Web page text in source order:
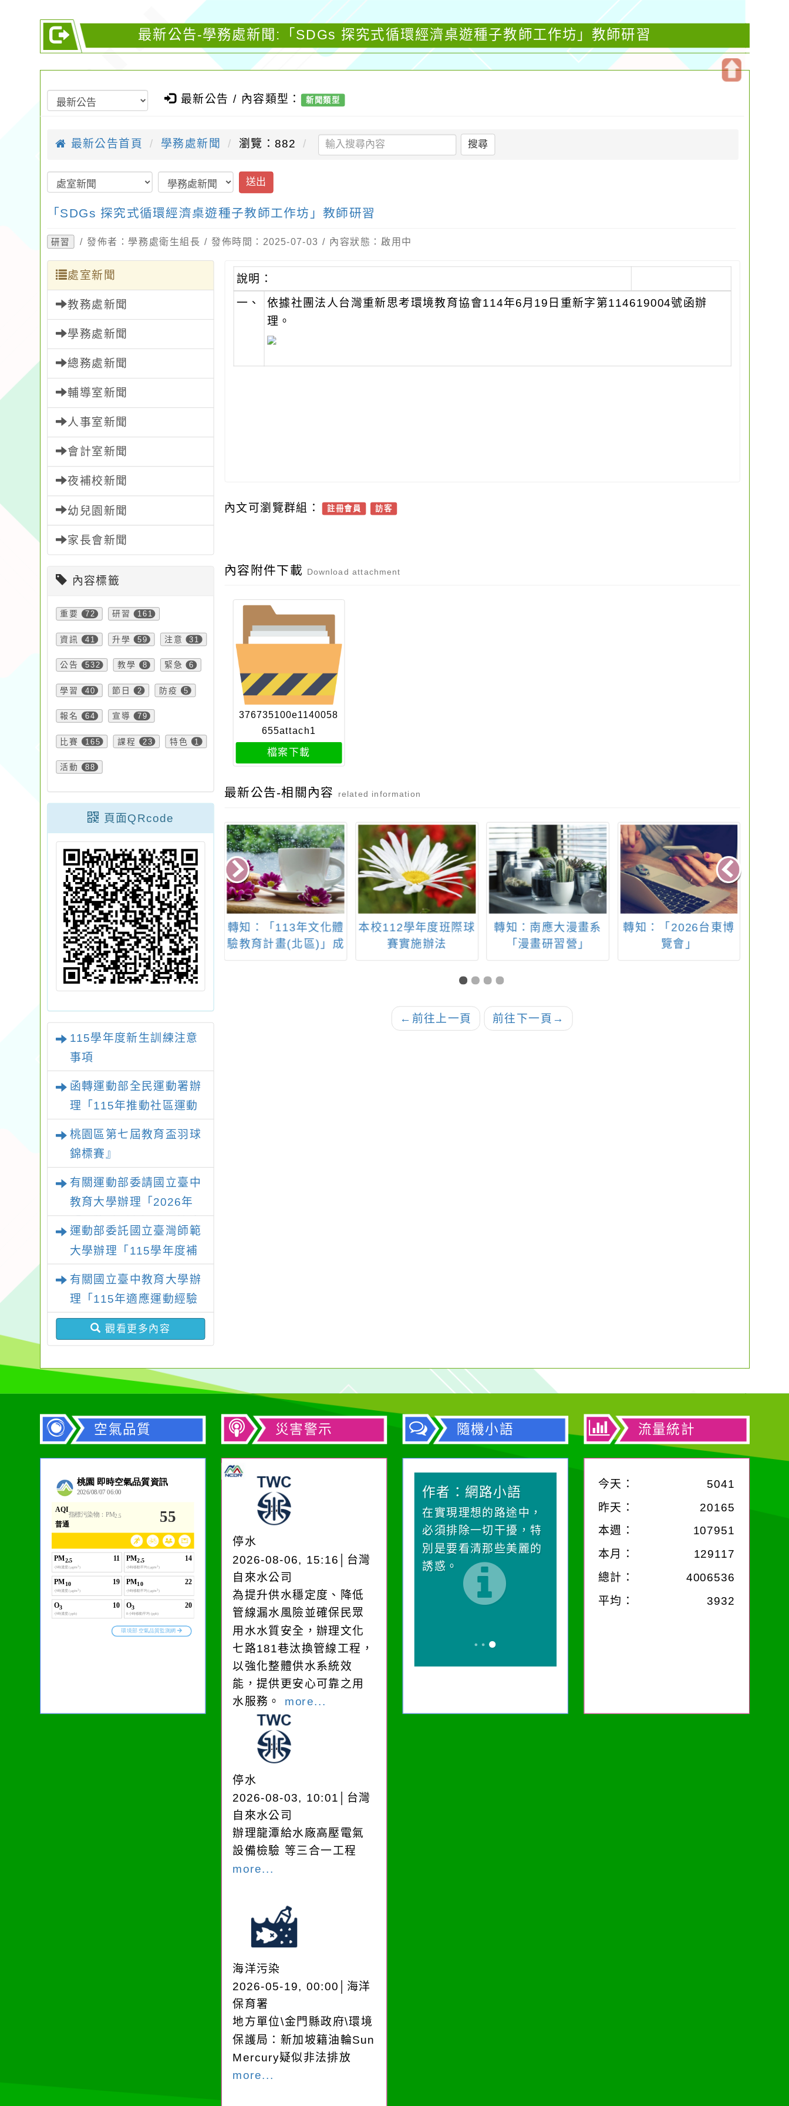
最新公告-學務處新聞:「SDGs 探究式循環經濟桌遊種子教師工作坊」教師研習
最新公告 / 內容類型： 新聞類型
最新公告首頁 學務處新聞 瀏覽：882 搜尋
送出
「SDGs 探究式循環經濟桌遊種子教師工作坊」教師研習
研習 / 發佈者：學務處衛生組長 / 發佈時間：2025-07-03 / 內容狀態：啟用中
處室新聞
教務處新聞
學務處新聞
總務處新聞
輔導室新聞
人事室新聞
會計室新聞
夜補校新聞
幼兒園新聞
家長會新聞
內容標籤
重要 72 研習 161
資訊 41 升學 59 注意 31
公告 532 教學 8 緊急 6
學習 40 節日 2 防疫 5
報名 64 宣導 79
比賽 165 課程 23 特色 1
活動 88
頁面QRcode
115學年度新生訓練注意
事項
函轉運動部全民運動署辦
理「115年推動社區運動
公(差)假登記
桃園區第七屆教育盃羽球
錦標賽』
有關運動部委請國立臺中
教育大學辦理「2026年
運動部委託國立臺灣師範
大學辦理「115學年度補
報計畫書及經費表
有關國立臺中教育大學辦
理「115年適應運動經驗
分享及議題交流」活動，
請踴躍報名參加
觀看更多內容
說明：
一、 依據社團法人台灣重新思考環境教育協會114年6月19日重新字第114619004號函辦
理。
內文可瀏覽群組： 註冊會員 訪客
內容附件下載 Download attachment
376735100e1140058
655attach1
檔案下載
最新公告-相關內容 related information
奧萬大自然教
訂於113年8月
假奧萬大森林
辦理「野生動
習班」簡章1
(如附件)
函轉宜蘭縣政府「安
農溪自下湖橋至張公
圍親水公園河段水
域，暫停受理新案帶
客從事水域遊憩活動
申請」公告1份
轉知：「113年文化體
驗教育計畫(北區)」成
本校112學年度班際球
賽實施辦法
轉知：南應大漫畫系
「漫畫研習營」
轉知：「2026台東博
覽會」
← 前往上一頁 前往下一頁 →
空氣品質 災害警示
停水
2026-08-06, 15:16│台灣
自來水公司
為提升供水穩定度、降低
管線漏水風險並確保民眾
用水水質安全，辦理文化
七路181巷汰換管線工程，
以強化整體供水系統效
能，提供更安心可靠之用
水服務。 more...
停水
2026-08-03, 10:01│台灣
自來水公司
辦理龍潭給水廠高壓電氣
設備檢驗 等三合一工程
more...
海洋污染
2026-05-19, 00:00│海洋
保育署
地方單位\金門縣政府\環境
保護局：新加坡籍油輪Sun
Mercury疑似非法排放
more...
隨機小語
一杯清水因滴入一滴污
水而變污濁，一杯污水
卻不會因一滴清水的存
在而變清澈。
作者：網路小語
生活是一面鏡子。你對
作者：網路小語
在實現理想的路途中，
必須排除一切干擾，特
別是要看清那些美麗的
誘惑。
流量統計
今天： 5041
昨天：
20165
本週：
107951
本月：
129117
總計：
4006536
平均： 3932